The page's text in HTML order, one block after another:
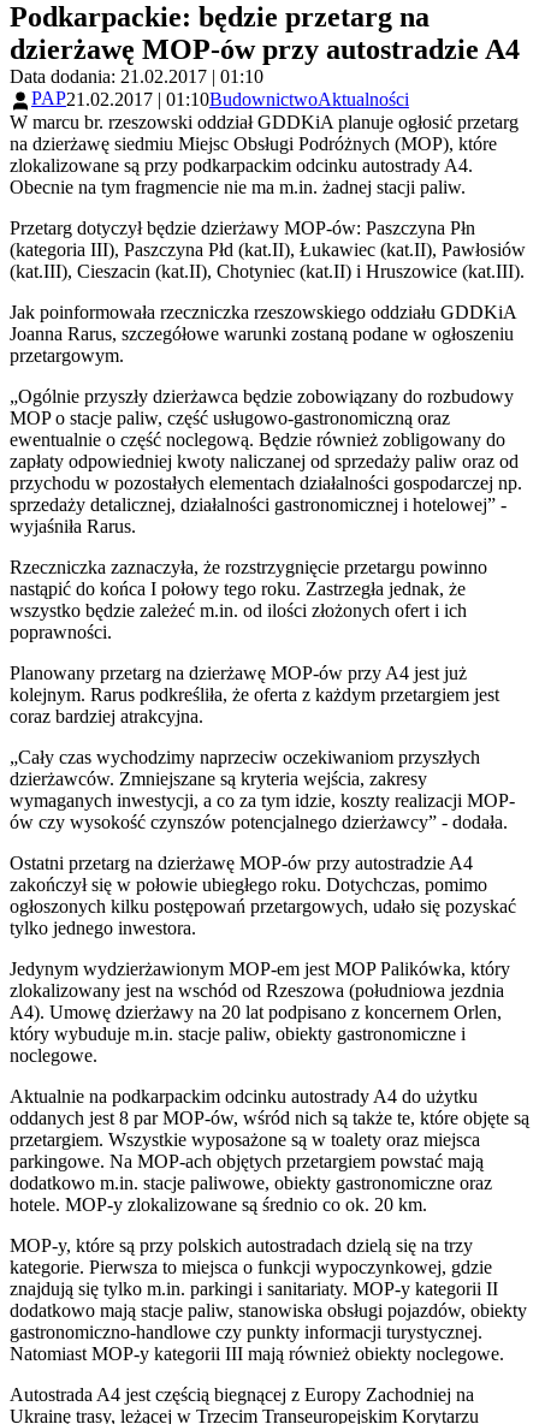
Podkarpackie: będzie przetarg na
dzierżawę MOP-ów przy autostradzie A4
Data dodania: 21.02.2017 | 01:10
PAP21.02.2017 | 01:10BudownictwoAktualności
W marcu br. rzeszowski oddział GDDKiA planuje ogłosić przetarg
na dzierżawę siedmiu Miejsc Obsługi Podróżnych (MOP), które
zlokalizowane są przy podkarpackim odcinku autostrady A4.
Obecnie na tym fragmencie nie ma m.in. żadnej stacji paliw.
Przetarg dotyczył będzie dzierżawy MOP-ów: Paszczyna Płn
(kategoria III), Paszczyna Płd (kat.II), Łukawiec (kat.II), Pawłosiów
(kat.III), Cieszacin (kat.II), Chotyniec (kat.II) i Hruszowice (kat.III).
Jak poinformowała rzeczniczka rzeszowskiego oddziału GDDKiA
Joanna Rarus, szczegółowe warunki zostaną podane w ogłoszeniu
przetargowym.
„Ogólnie przyszły dzierżawca będzie zobowiązany do rozbudowy
MOP o stacje paliw, część usługowo-gastronomiczną oraz
ewentualnie o część noclegową. Będzie również zobligowany do
zapłaty odpowiedniej kwoty naliczanej od sprzedaży paliw oraz od
przychodu w pozostałych elementach działalności gospodarczej np.
sprzedaży detalicznej, działalności gastronomicznej i hotelowej” -
wyjaśniła Rarus.
Rzeczniczka zaznaczyła, że rozstrzygnięcie przetargu powinno
nastąpić do końca I połowy tego roku. Zastrzegła jednak, że
wszystko będzie zależeć m.in. od ilości złożonych ofert i ich
poprawności.
Planowany przetarg na dzierżawę MOP-ów przy A4 jest już
kolejnym. Rarus podkreśliła, że oferta z każdym przetargiem jest
coraz bardziej atrakcyjna.
„Cały czas wychodzimy naprzeciw oczekiwaniom przyszłych
dzierżawców. Zmniejszane są kryteria wejścia, zakresy
wymaganych inwestycji, a co za tym idzie, koszty realizacji MOP-
ów czy wysokość czynszów potencjalnego dzierżawcy” - dodała.
Ostatni przetarg na dzierżawę MOP-ów przy autostradzie A4
zakończył się w połowie ubiegłego roku. Dotychczas, pomimo
ogłoszonych kilku postępowań przetargowych, udało się pozyskać
tylko jednego inwestora.
Jedynym wydzierżawionym MOP-em jest MOP Palikówka, który
zlokalizowany jest na wschód od Rzeszowa (południowa jezdnia
A4). Umowę dzierżawy na 20 lat podpisano z koncernem Orlen,
który wybuduje m.in. stacje paliw, obiekty gastronomiczne i
noclegowe.
Aktualnie na podkarpackim odcinku autostrady A4 do użytku
oddanych jest 8 par MOP-ów, wśród nich są także te, które objęte są
przetargiem. Wszystkie wyposażone są w toalety oraz miejsca
parkingowe. Na MOP-ach objętych przetargiem powstać mają
dodatkowo m.in. stacje paliwowe, obiekty gastronomiczne oraz
hotele. MOP-y zlokalizowane są średnio co ok. 20 km.
MOP-y, które są przy polskich autostradach dzielą się na trzy
kategorie. Pierwsza to miejsca o funkcji wypoczynkowej, gdzie
znajdują się tylko m.in. parkingi i sanitariaty. MOP-y kategorii II
dodatkowo mają stacje paliw, stanowiska obsługi pojazdów, obiekty
gastronomiczno-handlowe czy punkty informacji turystycznej.
Natomiast MOP-y kategorii III mają również obiekty noclegowe.
Autostrada A4 jest częścią biegnącej z Europy Zachodniej na
Ukrainę trasy, leżącej w Trzecim Transeuropejskim Korytarzu